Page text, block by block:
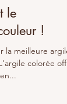
!
meilleure argile